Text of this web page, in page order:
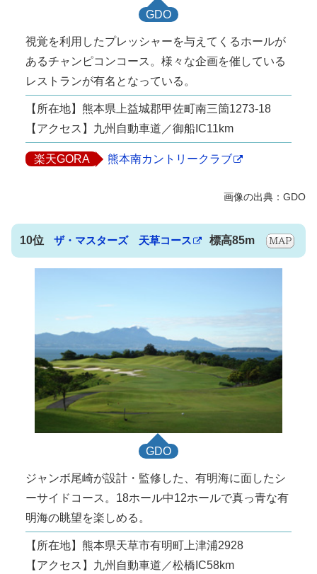
GDO
視覚を利用したプレッシャーを与えてくるホールが
あるチャンピコンコース。様々な企画を催している
レストランが有名となっている。
【所在地】熊本県上益城郡甲佐町南三箇1273-18
【アクセス】九州自動車道／御船IC11km
楽天GORA 熊本南カントリークラブ
10位 ザ・マスターズ 天草コース 標高85m
GDO
ジャンボ尾崎が設計・監修した、有明海に面したシ
ーサイドコース。18ホール中12ホールで真っ青な有
明海の眺望を楽しめる。
【所在地】熊本県天草市有明町上津浦2928
【アクセス】九州自動車道／松橋IC58km